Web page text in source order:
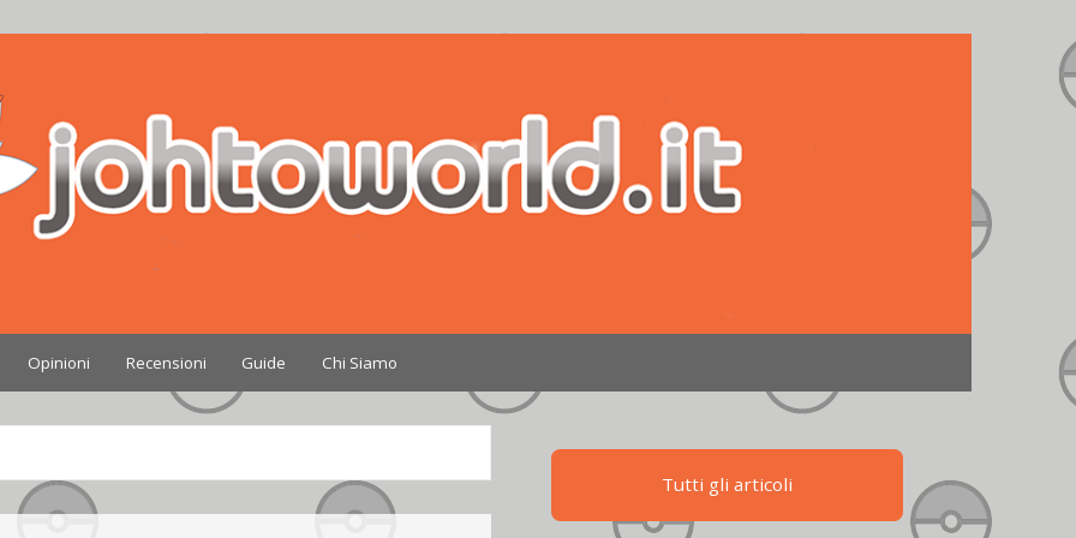
Opinioni Recensioni Guide Chi Siamo
Tutti gli articoli